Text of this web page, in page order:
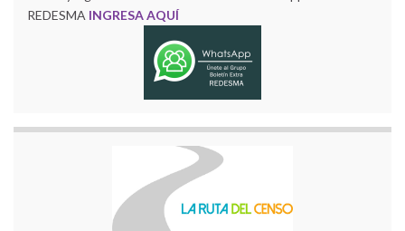
REDESMA INGRESA AQUÍ